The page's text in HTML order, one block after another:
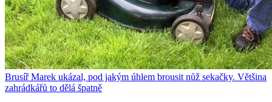
Brusíř Marek ukázal, pod jakým úhlem brousit nůž sekačky. Většina
zahrádkářů to dělá špatně